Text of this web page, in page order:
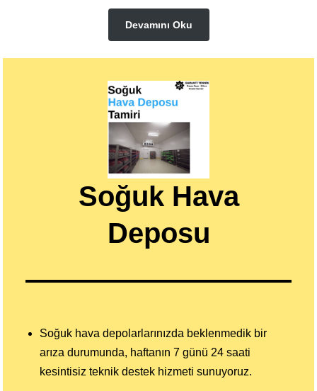
Devamını Oku
Soğuk Hava
Deposu
Soğuk hava depolarlarınızda beklenmedik bir
arıza durumunda, haftanın 7 günü 24 saati
kesintisiz teknik destek hizmeti sunuyoruz.